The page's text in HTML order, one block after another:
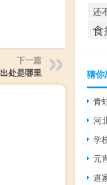
下一篇
处是哪里
还
食
猜
青
河
学
元
道